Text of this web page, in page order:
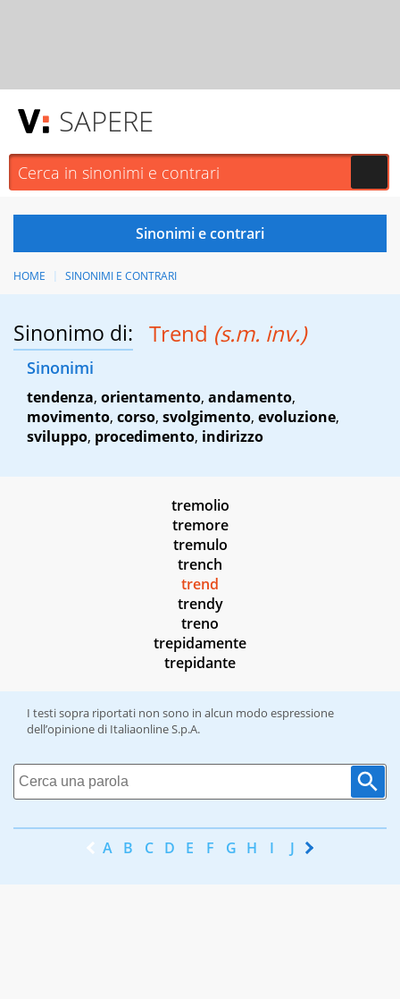
SAPERE
HOME SINONIMI E CONTRARI
Sinonimo di: Trend (s.m. inv.)
Sinonimi
tendenza, orientamento, andamento,
movimento, corso, svolgimento, evoluzione,
sviluppo, procedimento, indirizzo
tremolio
tremore
tremulo
trench
trend
trendy
treno
trepidamente
trepidante
I testi sopra riportati non sono in alcun modo espressione
dell’opinione di Italiaonline S.p.A.
A B C D E F G H I J K